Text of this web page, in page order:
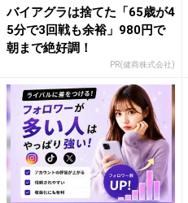
バイアグラは捨てた「65歳が4
5分で3回戦も余裕」980円で
朝まで絶好調！
PR(健商株式会社)